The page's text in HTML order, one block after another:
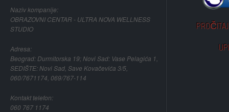
Naziv kompanije:
OBRAZOVNI CENTAR - ULTRA NOVA WELLNESS
STUDIO
Adresa:
Beograd: Durmitorska 19; Novi Sad: Vase Pelagića 1,
SEDIŠTE: Novi Sad, Save Kovačevića 3/5,
060/7671174, 069/767-114
Kontakt telefon:
060 767 1174